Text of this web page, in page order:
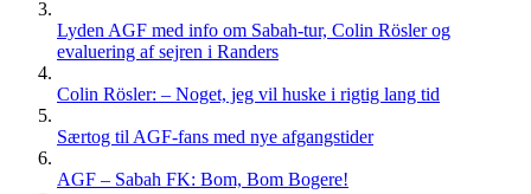
Lyden AGF med info om Sabah-tur, Colin Rösler og
evaluering af sejren i Randers
Colin Rösler: – Noget, jeg vil huske i rigtig lang tid
Særtog til AGF-fans med nye afgangstider
AGF – Sabah FK: Bom, Bom Bogere!